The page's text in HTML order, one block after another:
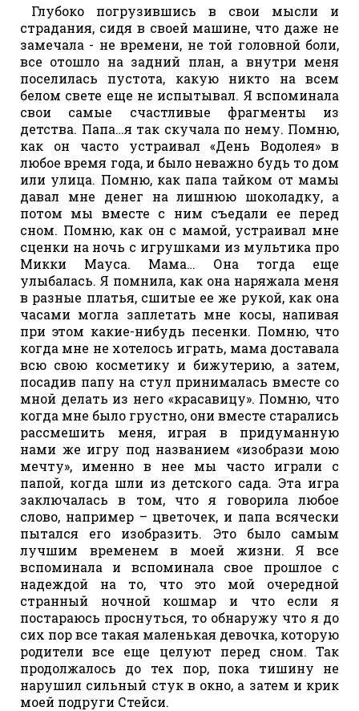
Глубоко погрузившись в свои мысли и
страдания, сидя в своей машине, что даже не
замечала - не времени, не той головной боли,
все отошло на задний план, а внутри меня
поселилась пустота, какую никто на всем
белом свете еще не испытывал. Я вспоминала
свои самые счастливые фрагменты из
детства. Папа…я так скучала по нему. Помню,
как он часто устраивал «День Водолея» в
любое время года, и было неважно будь то дом
или улица. Помню, как папа тайком от мамы
давал мне денег на лишнюю шоколадку, а
потом мы вместе с ним съедали ее перед
сном. Помню, как он с мамой, устраивал мне
сценки на ночь с игрушками из мультика про
Микки Мауса. Мама… Она тогда еще
улыбалась. Я помнила, как она наряжала меня
в разные платья, сшитые ее же рукой, как она
часами могла заплетать мне косы, напивая
при этом какие-нибудь песенки. Помню, что
когда мне не хотелось играть, мама доставала
всю свою косметику и бижутерию, а затем,
посадив папу на стул принималась вместе со
мной делать из него «красавицу». Помню, что
когда мне было грустно, они вместе старались
рассмешить меня, играя в придуманную
нами же игру под названием «изобрази мою
мечту», именно в нее мы часто играли с
папой, когда шли из детского сада. Эта игра
заключалась в том, что я говорила любое
слово, например – цветочек, и папа всячески
пытался его изобразить. Это было самым
лучшим временем в моей жизни. Я все
вспоминала и вспоминала свое прошлое с
надеждой на то, что это мой очередной
странный ночной кошмар и что если я
постараюсь проснуться, то обнаружу что я до
сих пор все такая маленькая девочка, которую
родители все еще целуют перед сном. Так
продолжалось до тех пор, пока тишину не
нарушил сильный стук в окно, а затем и крик
моей подруги Стейси.